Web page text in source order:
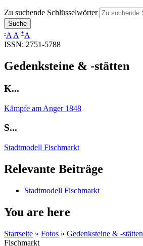
Zu suchende Schlüsselwörter
-A A +A
ISSN: 2751-5788
Gedenksteine & -stätten
K...
Kämpfe am Anger 1848
S...
Stadtmodell Fischmarkt
Relevante Beiträge
Stadtmodell Fischmarkt
You are here
Startseite » Fotos » Gedenksteine & -stätten
Fischmarkt